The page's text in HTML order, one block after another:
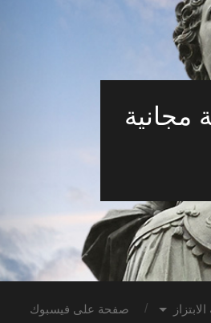
مجانية
صفحة على فيسبوك